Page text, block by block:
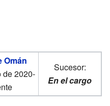
Omán
de 2020-
Sucesor:
En el cargo